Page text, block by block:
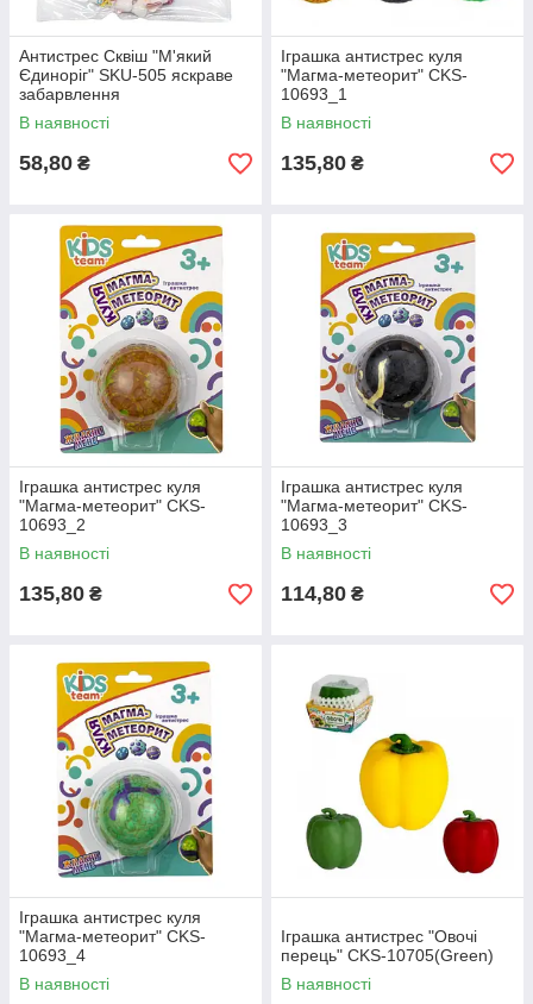
Антистрес Сквіш "М'який
Єдиноріг" SKU-505 яскраве
забарвлення
В наявності
58,80 ₴
Іграшка антистрес куля
"Магма-метеорит" CKS-
10693_1
В наявності
135,80 ₴
Іграшка антистрес куля
"Магма-метеорит" CKS-
10693_2
В наявності
135,80 ₴
Іграшка антистрес куля
"Магма-метеорит" CKS-
10693_3
В наявності
114,80 ₴
Іграшка антистрес куля
"Магма-метеорит" CKS-
10693_4
В наявності
Іграшка антистрес "Овочі
перець" CKS-10705(Green)
В наявності